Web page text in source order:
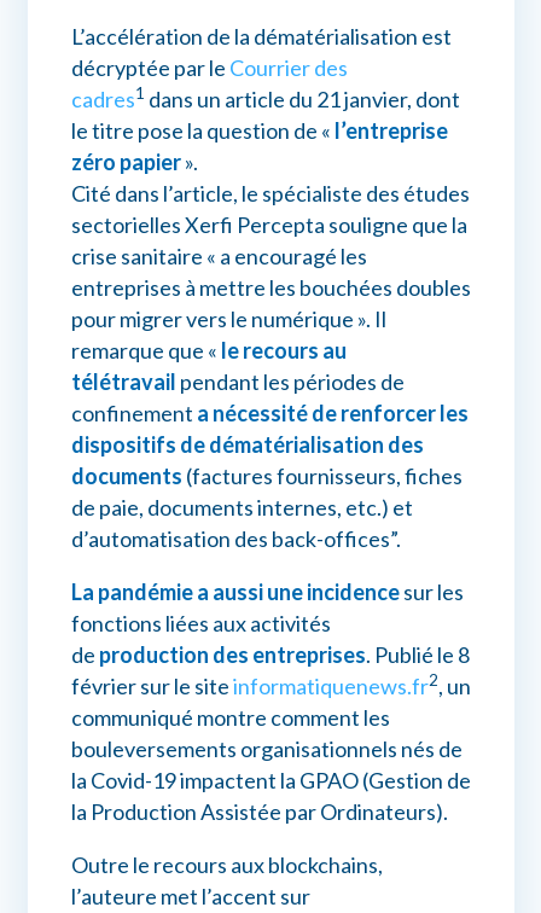
L’accélération de la dématérialisation est
décryptée par le Courrier des
cadres1 dans un article du 21 janvier, dont
le titre pose la question de « l’entreprise
zéro papier».
Cité dans l’article, le spécialiste des études
sectorielles Xerfi Percepta souligne que la
crise sanitaire « a encouragé les
entreprises à mettre les bouchées doubles
pour migrer vers le numérique ». Il
remarque que « le recours au
télétravail pendant les périodes de
confinement a nécessité de renforcer les
dispositifs de dématérialisation des
documents (factures fournisseurs, fiches
de paie, documents internes, etc.) et
d’automatisation des back-offices”.
La pandémie a aussi une incidencesur les
fonctions liées aux activités
de production des entreprises. Publié le 8
février sur le siteinformatiquenews.fr2, un
communiqué montre comment les
bouleversements organisationnels nés de
la Covid-19 impactent la GPAO (Gestion de
la Production Assistée par Ordinateurs).
Outre le recours aux blockchains,
l’auteure met l’accent sur